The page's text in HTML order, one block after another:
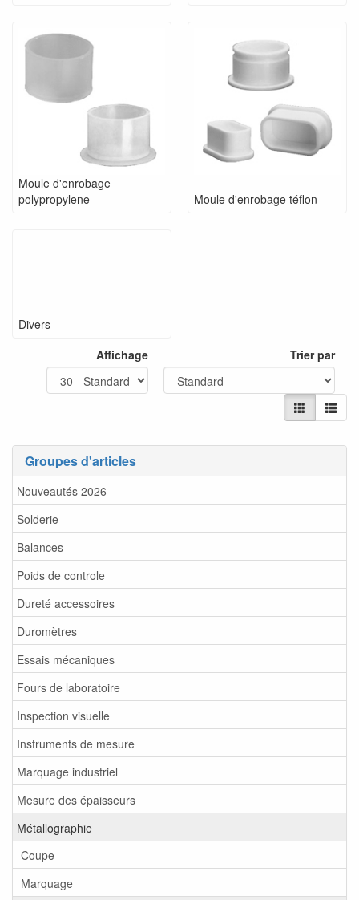
Groupes d'articles
Nouveautés 2026
Solderie
Balances
Poids de controle
Dureté accessoires
Duromètres
Essais mécaniques
Fours de laboratoire
Inspection visuelle
Instruments de mesure
Marquage industriel
Mesure des épaisseurs
Métallographie
Coupe
Marquage
Moule d'enrobage
polypropylene
Moule d'enrobage téflon
Divers
Affichage
Trier par